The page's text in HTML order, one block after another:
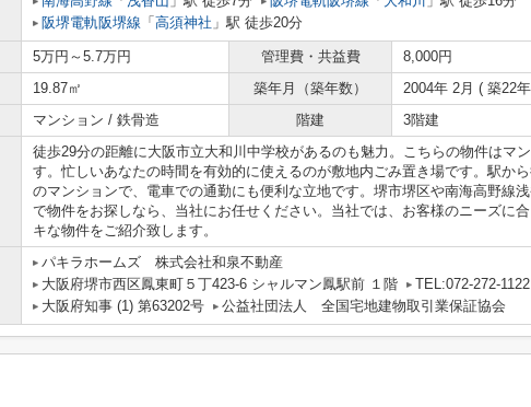
阪堺電軌阪堺線 「 高須神社 」駅 徒歩20分
5万円～5.7万円 管理費・共益費
8,000円
19.87㎡ 築年月（築年数）
2004年 2月 ( 築22
マンション / 鉄骨造 階建 3階建
徒歩29分の距離に大阪市立大和川中学校があるのも魅力。こちらの物件はマ
す。忙しいあなたの時間を有効的に使えるのが敷地内ごみ置き場です。駅か
のマンションで、電車での通勤にも便利な立地です。堺市堺区や南海高野線
で物件をお探しなら、当社にお任せください。当社では、お客様のニーズに
キな物件をご紹介致します。
パキラホームズ 株式会社和泉不動産
大阪府堺市西区鳳東町５丁423-6 シャルマン鳳駅前 １階
TEL:072-272-1122
大阪府知事 (1) 第63202号
公益社団法人 全国宅地建物取引業保証協会